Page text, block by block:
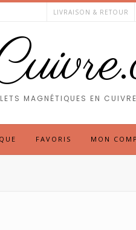
LIVRAISON & RETOUR
MAGNÉTIQUES EN
FAVORIS MON